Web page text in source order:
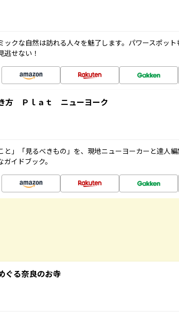
ックな自然は訪れる人々を魅了します。パワースポッ
逃せない！
方 Ｐｌａｔ ニューヨーク
と」「見るべきもの」を、現地ニューヨーカーと達人
イドブック。
ぐる奈良のお寺